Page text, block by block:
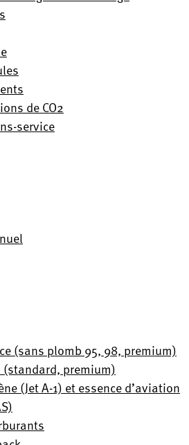
de CO2
service
(sans plomb 95, 98, premium)
(standard, premium)
(Jet A-1) et essence d’aviation